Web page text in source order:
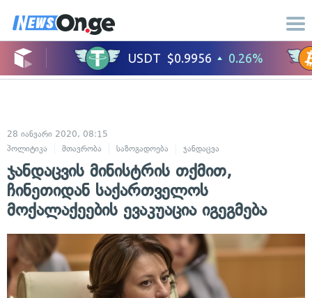
28 იანვარი 2020, 08:15
პოლიტიკა
მთავრობა საზოგადოება ჯანდაცვა
ჯანდაცვის მინისტრის თქმით,
ჩინეთიდან საქართველოს
მოქალაქეების ევაკუაცია იგეგმება